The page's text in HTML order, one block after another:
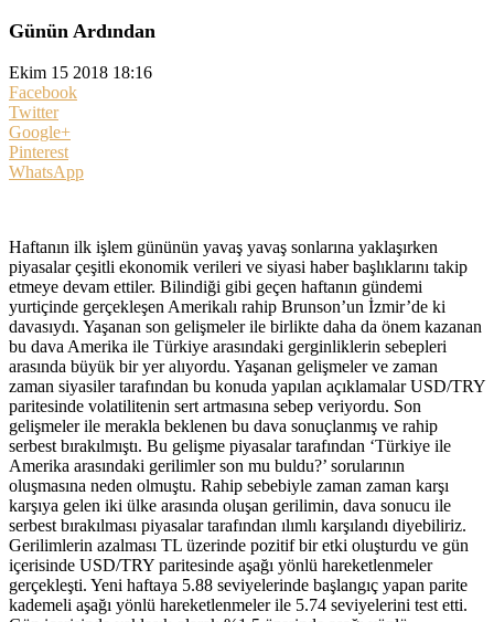
Günün Ardından
Ekim 15 2018 18:16
Facebook
Twitter
Google+
Pinterest
WhatsApp
Haftanın ilk işlem gününün yavaş yavaş sonlarına yaklaşırken
piyasalar çeşitli ekonomik verileri ve siyasi haber başlıklarını takip
etmeye devam ettiler. Bilindiği gibi geçen haftanın gündemi
yurtiçinde gerçekleşen Amerikalı rahip Brunson’un İzmir’de ki
davasıydı. Yaşanan son gelişmeler ile birlikte daha da önem kazanan
bu dava Amerika ile Türkiye arasındaki gerginliklerin sebepleri
arasında büyük bir yer alıyordu. Yaşanan gelişmeler ve zaman
zaman siyasiler tarafından bu konuda yapılan açıklamalar USD/TRY
paritesinde volatilitenin sert artmasına sebep veriyordu. Son
gelişmeler ile merakla beklenen bu dava sonuçlanmış ve rahip
serbest bırakılmıştı. Bu gelişme piyasalar tarafından ‘Türkiye ile
Amerika arasındaki gerilimler son mu buldu?’ sorularının
oluşmasına neden olmuştu. Rahip sebebiyle zaman zaman karşı
karşıya gelen iki ülke arasında oluşan gerilimin, dava sonucu ile
serbest bırakılması piyasalar tarafından ılımlı karşılandı diyebiliriz.
Gerilimlerin azalması TL üzerinde pozitif bir etki oluşturdu ve gün
içerisinde USD/TRY paritesinde aşağı yönlü hareketlenmeler
gerçekleşti. Yeni haftaya 5.88 seviyelerinde başlangıç yapan parite
kademeli aşağı yönlü hareketlenmeler ile 5.74 seviyelerini test etti.